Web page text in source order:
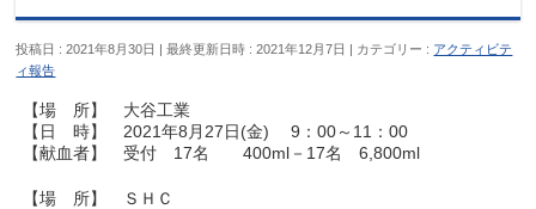
投稿日 : 2021年8月30日 最終更新日時 : 2021年12月7日 カテゴリー : アクティビテ
ィ報告
【場 所】 大谷工業
【日 時】 2021年8月27日(金) 9：00～11：00
【献血者】 受付 17名 400ml－17名 6,800ml
【場 所】 ＳＨＣ